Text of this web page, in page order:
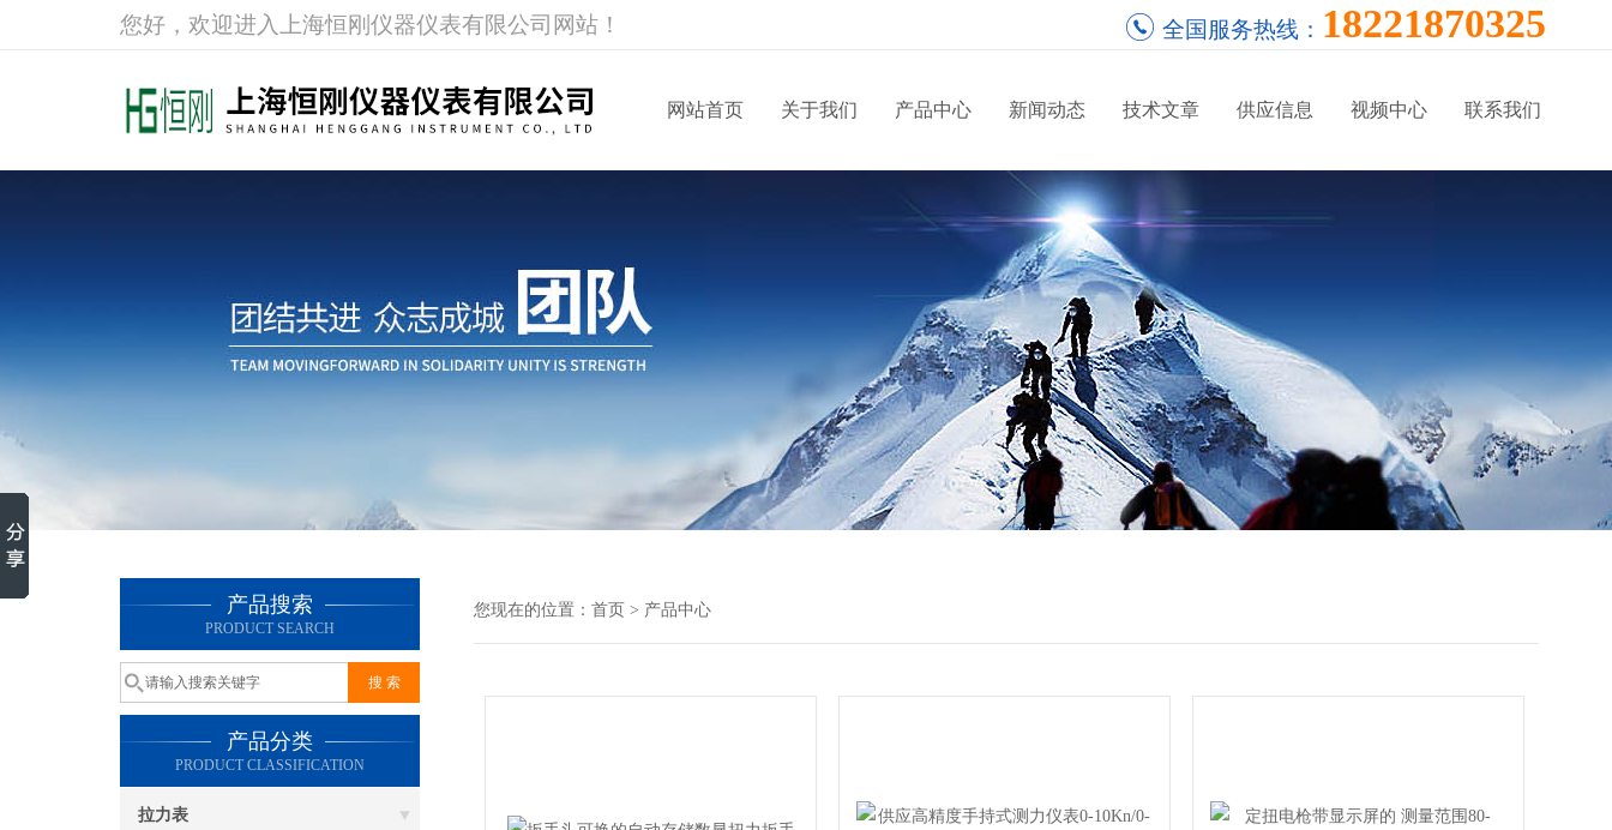
您好，欢迎进入上海恒刚仪器仪表有限公司网站！ 全国服务热线： 18221870325
网站首页 关于我们 产品中心 新闻动态 技术文章 供应信息 视频中心 联系我们
产品搜索
PRODUCT SEARCH
产品分类
PRODUCT CLASSIFICATION
拉力表
您现在的位置： 首页 > 产品中心